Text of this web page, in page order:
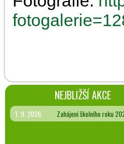
NEJBLIŽŠÍ AKCE
1. 9. 2026 Zahájení školního roku